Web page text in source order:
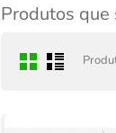
Produtos